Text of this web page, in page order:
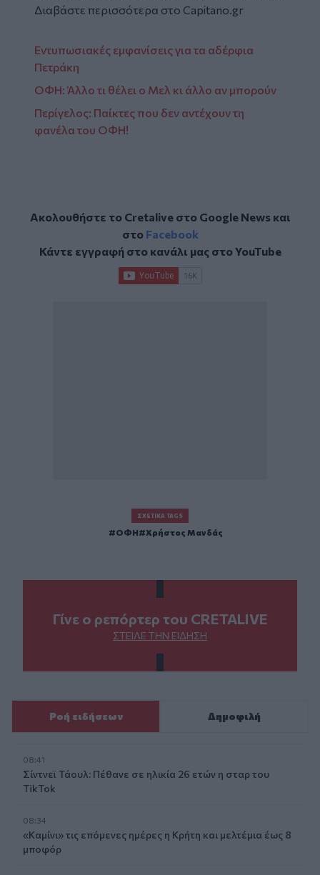
Διαβάστε περισσότερα στο Capitano.gr
Εντυπωσιακές εμφανίσεις για τα αδέρφια
Πετράκη
ΟΦΗ: Άλλο τι θέλει ο Μελ κι άλλο αν μπορούν
Περίγελος: Παίκτες που δεν αντέχουν τη
φανέλα του ΟΦΗ!
Ακολουθήστε το Cretalive στο Google Newsκαι
στο Facebook
Κάντε εγγραφή στο κανάλι μας στοYouTube
ΣΧΕΤΙΚΆ TAGS
ΟΦΗ Χρήστος Μανδάς
Γίνε ο ρεπόρτερ του CRETALIVE
ΣΤΕΊΛΕ ΤΗΝ ΕΊΔΗΣΗ
Ροή ειδήσεων Δημοφιλή
08:41
Σίντνεϊ Τάουλ: Πέθανε σε ηλικία 26 ετών η σταρ του
TikTok
08:34
«Καμίνι» τις επόμενες ημέρες η Κρήτη και μελτέμια έως 8
μποφόρ